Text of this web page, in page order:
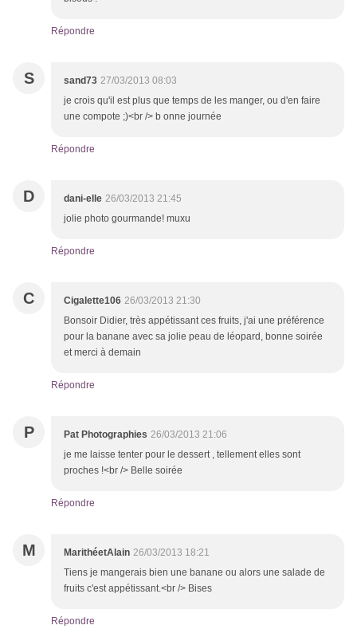
Répondre
S sand73 27/03/2013 08:03
je crois qu'il est plus que temps de les manger, ou d'en faire
une compote ;)<br /> b onne journée
Répondre
D dani-elle 26/03/2013 21:45
jolie photo gourmande! muxu
Répondre
C Cigalette106 26/03/2013 21:30
Bonsoir Didier, très appétissant ces fruits, j'ai une préférence
pour la banane avec sa jolie peau de léopard, bonne soirée
et merci à demain
Répondre
P Pat Photographies 26/03/2013 21:06
je me laisse tenter pour le dessert , tellement elles sont
proches !<br /> Belle soirée
Répondre
M MarithéetAlain 26/03/2013 18:21
Tiens je mangerais bien une banane ou alors une salade de
fruits c'est appétissant.<br /> Bises
Répondre